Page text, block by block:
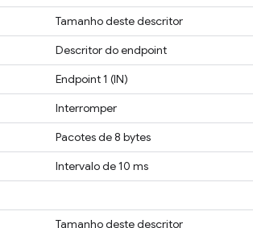
Tamanho deste descritor
Descritor do endpoint
Endpoint 1 (IN)
Interromper
Pacotes de 8 bytes
Intervalo de 10 ms
Tamanho deste descritor